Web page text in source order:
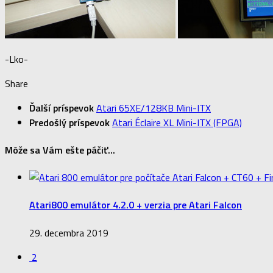
-Lko-
Share
Ďalší príspevokAtari 65XE/128KB Mini-ITX
Predošlý príspevokAtari Éclaire XL Mini-ITX (FPGA)
Môže sa Vám ešte páčiť...
Atari800 emulátor 4.2.0 + verzia pre Atari Falcon
29. decembra 2019
2